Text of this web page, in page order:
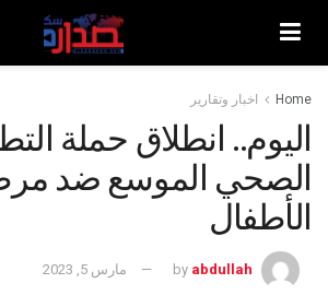
Home اخبار وتقارير
اليوم.. انطلاق حملة
الصحي الموسع ضد
الأطفال
by abdullah مارس 5, 2023